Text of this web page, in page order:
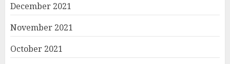
December 2021
November 2021
October 2021